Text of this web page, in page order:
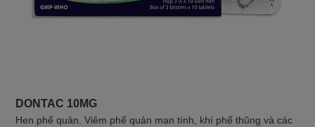
DONTAC 10MG
Hen phế quản. Viêm phế quản mạn tính, khí phế thũng và các